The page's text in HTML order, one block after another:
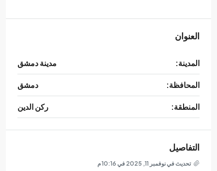
العنوان
المدينة: مدينة دمشق
المحافظة: دمشق
المنطقة: ركن الدين
التفاصيل
تحديث في نوفمبر 11, 2025 في 10:16 م